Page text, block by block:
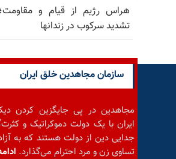
هراس رژیم از قیام و
تشدید سرکوب در زندانها
سازمان مجاهدین خلق ایران
مجاهدین در پی جایگزین کردن
ایران با یک دولت دموکراتیک و
جدایی دین از دولت هستند که به
تساوی زن و مرد احترام می‌گذارد.